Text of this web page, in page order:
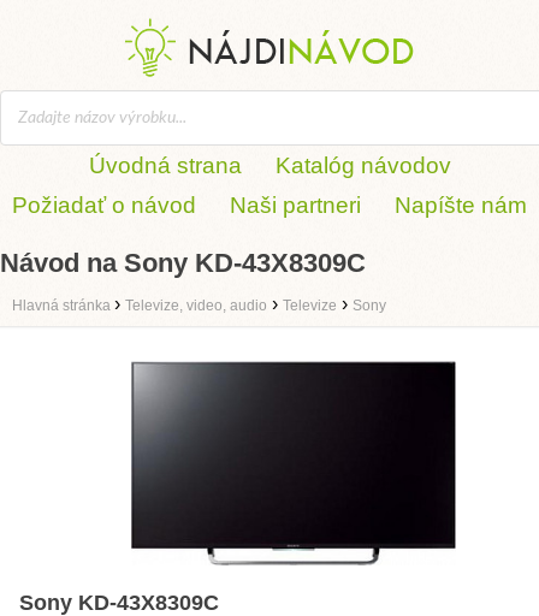
Úvodná strana
Katalóg návodov
Požiadať o návod
Naši partneri Napíšte nám
Návod na Sony KD-43X8309C
Hlavná stránka › Televize, video, audio › Televize › Sony
Sony KD-43X8309C